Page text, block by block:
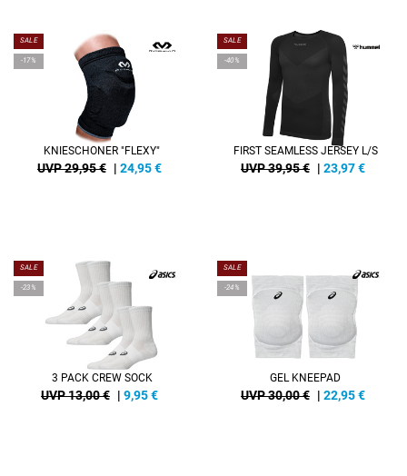
SALE
-17%
KNIESCHONER "FLEXY"
UVP 29,95 € | 24,95€
SALE
-40%
FIRST SEAMLESS JERSEY L/S
UVP 39,95 € | 23,97€
SALE
-23%
3 PACK CREW SOCK
UVP 13,00 € | 9,95€
SALE
-24%
GEL KNEEPAD
UVP 30,00 € | 22,95€